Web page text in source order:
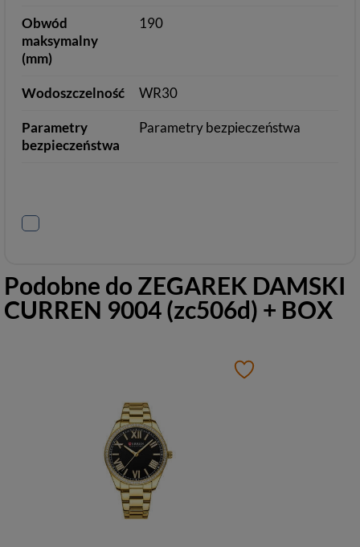
Obwód
maksymalny
(mm)
190
Wodoszczelność WR30
Parametry
bezpieczeństwa
Parametry bezpieczeństwa
Podobne do ZEGAREK DAMSKI
CURREN 9004 (zc506d) + BOX